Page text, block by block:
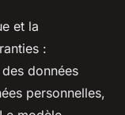
et la
:
données
personnelles,